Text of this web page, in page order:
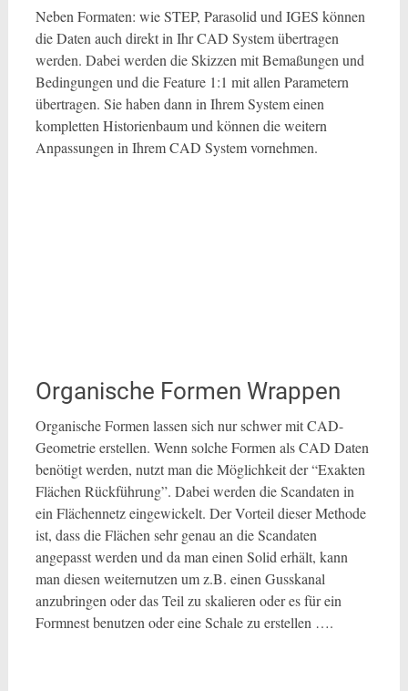
Neben Formaten: wie STEP, Parasolid und IGES können
die Daten auch direkt in Ihr CAD System übertragen
werden. Dabei werden die Skizzen mit Bemaßungen und
Bedingungen und die Feature 1:1 mit allen Parametern
übertragen. Sie haben dann in Ihrem System einen
kompletten Historienbaum und können die weitern
Anpassungen in Ihrem CAD System vornehmen.
Organische Formen Wrappen
Organische Formen lassen sich nur schwer mit CAD-
Geometrie erstellen. Wenn solche Formen als CAD Daten
benötigt werden, nutzt man die Möglichkeit der “Exakten
Flächen Rückführung”. Dabei werden die Scandaten in
ein Flächennetz eingewickelt. Der Vorteil dieser Methode
ist, dass die Flächen sehr genau an die Scandaten
angepasst werden und da man einen Solid erhält, kann
man diesen weiternutzen um z.B. einen Gusskanal
anzubringen oder das Teil zu skalieren oder es für ein
Formnest benutzen oder eine Schale zu erstellen ….